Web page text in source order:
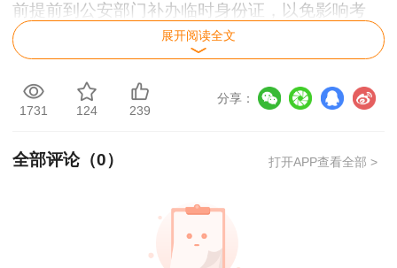
前提前到公安部门补办临时身份证，以免影响考
试。
3、打印准考证时多打印几份留存，以免考前
丢失。另外，部分地区领取合格证书时要求携带准
展开阅读全文
1731 124 239
分享：
全部评论（0） 打开APP查看全部 >
就是冲着林老师而来~~哈哈哈